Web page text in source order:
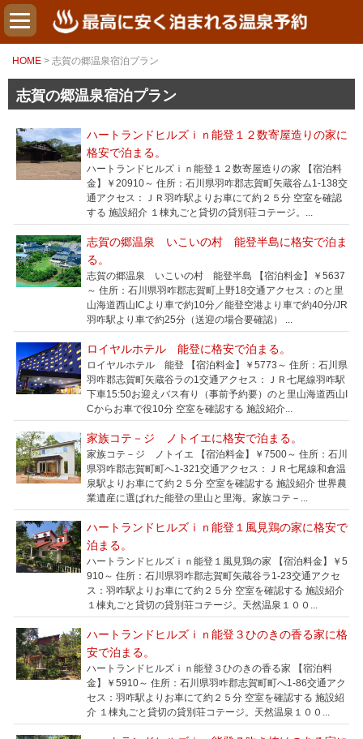
HOME > 志賀の郷温泉宿泊プラン
志賀の郷温泉宿泊プラン
ハートランドヒルズｉｎ能登１２数寄屋造りの家に
格安で泊まる。
ハートランドヒルズｉｎ能登１２数寄屋造りの家 【宿泊料
金】￥20910～ 住所：石川県羽咋郡志賀町矢蔵谷ム1-138交
通アクセス：ＪＲ羽咋駅よりお車にて約２５分 空室を確認
する 施設紹介 １棟丸ごと貸切の貸別荘コテージ。...
志賀の郷温泉 いこいの村 能登半島に格安で泊ま
る。
志賀の郷温泉 いこいの村 能登半島 【宿泊料金】￥5637
～ 住所：石川県羽咋郡志賀町上野18交通アクセス：のと里
山海道西山ICより車で約10分／能登空港より車で約40分/JR
羽咋駅より車で約25分（送迎の場合要確認） ...
ロイヤルホテル 能登に格安で泊まる。
ロイヤルホテル 能登 【宿泊料金】￥5773～ 住所：石川県
羽咋郡志賀町矢蔵谷ラの1交通アクセス：ＪＲ七尾線羽咋駅
下車15:50お迎えバス有り（事前予約要）のと里山海道西山I
Cからお車で役10分 空室を確認する 施設紹介...
家族コテ－ジ ノトイエに格安で泊まる。
家族コテ－ジ ノトイエ 【宿泊料金】￥7500～ 住所：石川
県羽咋郡志賀町町へ1-321交通アクセス：ＪＲ七尾線和倉温
泉駅よりお車にて約２５分 空室を確認する 施設紹介 世界農
業遺産に選ばれた能登の里山と里海。家族コテ－...
ハートランドヒルズｉｎ能登１風見鶏の家に格安で
泊まる。
ハートランドヒルズｉｎ能登１風見鶏の家 【宿泊料金】￥5
910～ 住所：石川県羽咋郡志賀町矢蔵谷ラ1-23交通アクセ
ス：羽咋駅よりお車にて約２５分 空室を確認する 施設紹介
１棟丸ごと貸切の貸別荘コテージ。天然温泉１００...
ハートランドヒルズｉｎ能登３ひのきの香る家に格
安で泊まる。
ハートランドヒルズｉｎ能登３ひのきの香る家 【宿泊料
金】￥5910～ 住所：石川県羽咋郡志賀町町へ1-86交通アク
セス：羽咋駅よりお車にて約２５分 空室を確認する 施設紹
介 １棟丸ごと貸切の貸別荘コテージ。天然温泉１００...